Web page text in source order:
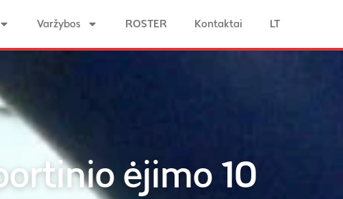
Varžybos ROSTER Kontaktai LT
ėjimo 10